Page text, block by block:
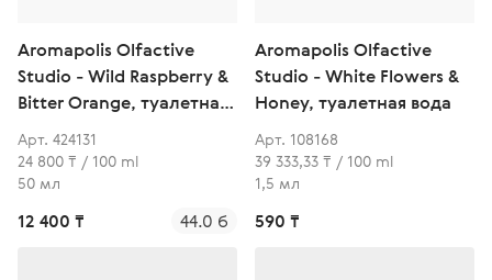
Aromapolis Olfactive
Studio - Wild Raspberry &
Bitter Orange, туалетная
вода
Арт. 424131
24 800 ₸ / 100 ml
50 мл
12 400 ₸ 44.0 б
Aromapolis Olfactive
Studio - White Flowers &
Honey, туалетная вода
Арт. 108168
39 333,33 ₸ / 100 ml
1,5 мл
590 ₸